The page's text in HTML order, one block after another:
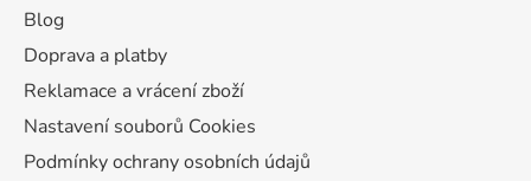
Blog
Doprava a platby
Reklamace a vrácení zboží
Nastavení souborů Cookies
Podmínky ochrany osobních údajů